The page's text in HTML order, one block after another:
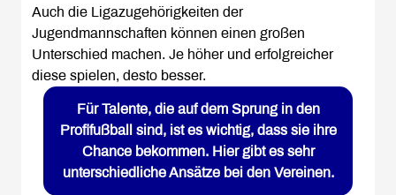
Auch die Ligazugehörigkeiten der
Jugendmannschaften können einen großen
Unterschied machen. Je höher und erfolgreicher
diese spielen, desto besser.
Für Talente, die auf dem Sprung in den
Profifußball sind, ist es wichtig, dass sie ihre
Chance bekommen. Hier gibt es sehr
unterschiedliche Ansätze bei den Vereinen.